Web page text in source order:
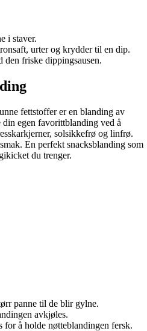
i staver.
urter og krydder til en dip.
den friske dippingsausen.
fettstoffer er en blanding av
egen favorittblanding ved å
solsikkefrø og linfrø.
En perfekt snacksblanding som
du trenger.
panne til de blir gylne.
avkjøles.
for å holde nøtteblandingen fersk.